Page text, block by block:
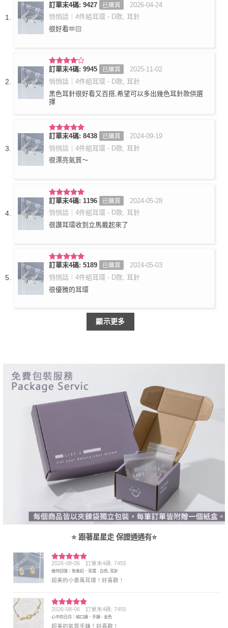
評分5滿
分 5
訂單末4碼: 9427 已購買
2026-04-24
悄悄話｜4件組耳環 - D款, 耳針
很好看🫶🏻
評分4
滿分 5
訂單末4碼: 9945 已購買
2025-11-02
悄悄話｜4件組耳環 - D款, 耳針
黑色耳針很好看又百搭,希望可以多出幾色耳針款供選
擇
評分5滿
分 5
訂單末4碼: 8438 已購買
2024-09-19
悄悄話｜4件組耳環 - D款, 耳針
很漂亮氣質～
評分5滿
分 5
訂單末4碼: 1196 已購買
2024-05-28
悄悄話｜4件組耳環 - D款, 耳針
很讚耳環收到立馬戴起來了
評分5滿
分 5
訂單末4碼: 5189 已購買
2024-05-03
悄悄話｜4件組耳環 - D款, 耳針
很優雅的耳環
顯示更多
⭐ 跟著星星走 保證通通有⭐
評分5 滿
分 5
2026-08-06 訂單末4碼: 7455
幾何回憶｜免後扣．耳環 - 白色, 耳針
超美的小香風耳環！好喜歡！
評分5 滿
分 5
2026-08-06 訂單末4碼: 7455
心中的日月｜縮口鍊．手鍊 - 金色
超美的氣質手鍊！好喜歡！